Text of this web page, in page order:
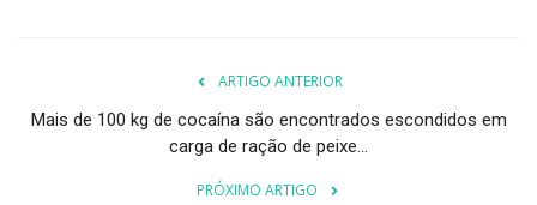
ARTIGO ANTERIOR
Mais de 100 kg de cocaína são encontrados escondidos em
carga de ração de peixe...
PRÓXIMO ARTIGO